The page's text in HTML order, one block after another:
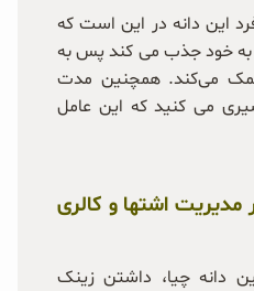
این دانه در این است که
به خود جذب می کند پس به
می‌کند. همچنین مدت
می کنید که این عامل
اشتها و کالری
دانه چیا، داشتن زینک